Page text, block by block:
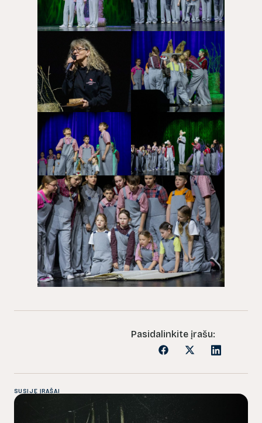
Pasidalinkite įrašu:
SUSIJĘ ĮRAŠAI